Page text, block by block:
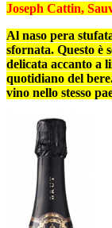
Joseph Cattin,
Al naso pera
sfornata. Questo è
delicata accanto a
quotidiano del
vino nello stesso